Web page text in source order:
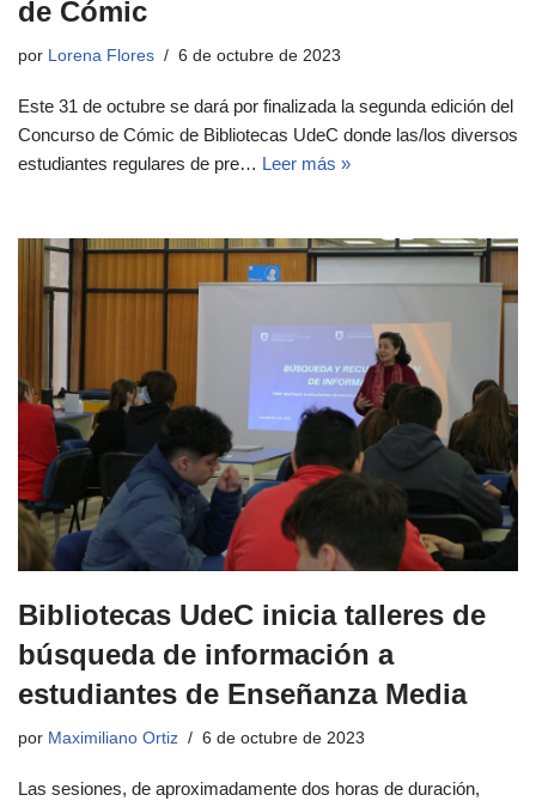
de Cómic
por Lorena Flores 6 de octubre de 2023
Este 31 de octubre se dará por finalizada la segunda edición del
Concurso de Cómic de Bibliotecas UdeC donde las/los diversos
estudiantes regulares de pre… Leer más »
Bibliotecas UdeC inicia talleres de
búsqueda de información a
estudiantes de Enseñanza Media
por Maximiliano Ortiz 6 de octubre de 2023
Las sesiones, de aproximadamente dos horas de duración,